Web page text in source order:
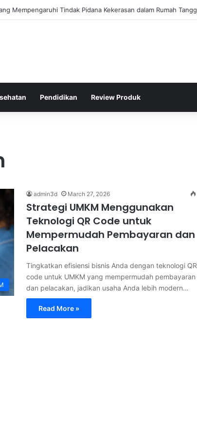
Kepolisian Dalam Penanganan Kejahatan Siber di Indonesia
Pendidikan Review Produk
admin3d March 27, 2026
Strategi UMKM Menggunakan
Teknologi QR Code untuk
Mempermudah Pembayaran dan
Pelacakan
Tingkatkan efisiensi bisnis Anda dengan teknologi QR
code untuk UMKM yang mempermudah pembayaran
dan pelacakan, jadikan usaha Anda lebih modern…
Read More »